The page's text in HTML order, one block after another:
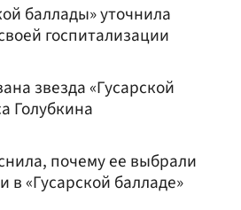
баллады» уточнила
госпитализации
звезда «Гусарской
Голубкина
почему ее выбрали
в «Гусарской балладе»